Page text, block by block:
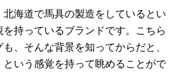
北海道で馬具の製造をしているとい
を持っているブランドです。こちら
、そんな背景を知ってからだと、
という感覚を持って眺めることがで